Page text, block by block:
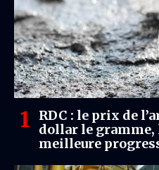
RDC : le prix de
dollar le gramme,
meilleure